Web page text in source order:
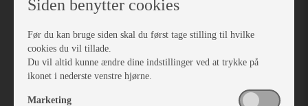
Siden benytter cookies
Før du kan bruge siden skal du først tage stilling til hvilke
cookies du vil tillade.
Du vil altid kunne ændre dine indstillinger ved at trykke på
ikonet i nederste venstre hjørne.
Marketing